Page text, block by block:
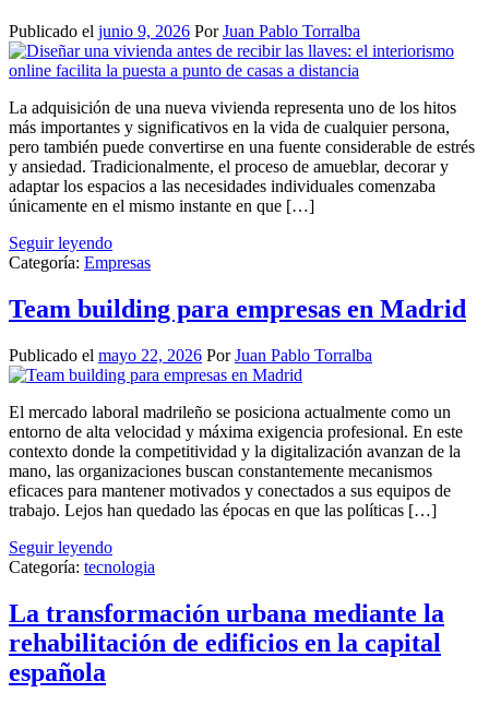
Publicado el junio 9, 2026 PorJuan Pablo Torralba
La adquisición de una nueva vivienda representa uno de los hitos
más importantes y significativos en la vida de cualquier persona,
pero también puede convertirse en una fuente considerable de estrés
y ansiedad. Tradicionalmente, el proceso de amueblar, decorar y
adaptar los espacios a las necesidades individuales comenzaba
únicamente en el mismo instante en que […]
Seguir leyendo
Categoría: Empresas
Team building para empresas en Madrid
Publicado el mayo 22, 2026 PorJuan Pablo Torralba
El mercado laboral madrileño se posiciona actualmente como un
entorno de alta velocidad y máxima exigencia profesional. En este
contexto donde la competitividad y la digitalización avanzan de la
mano, las organizaciones buscan constantemente mecanismos
eficaces para mantener motivados y conectados a sus equipos de
trabajo. Lejos han quedado las épocas en que las políticas […]
Seguir leyendo
Categoría: tecnologia
La transformación urbana mediante la
rehabilitación de edificios en la capital
española